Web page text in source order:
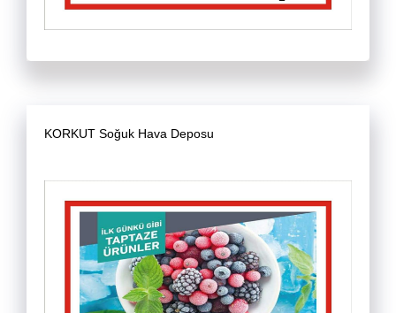
KORKUT Soğuk Hava Deposu